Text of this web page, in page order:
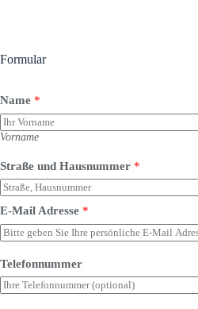
Formular
Name *
Vorname
Straße und Hausnummer *
E-Mail Adresse *
Telefonnummer